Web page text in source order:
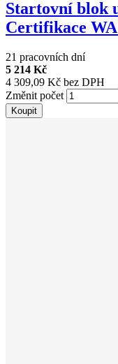
Startovní blok
Certifikace WA
21 pracovních dní
5 214 Kč
4 309,09 Kč bez DPH
Změnit počet
Koupit